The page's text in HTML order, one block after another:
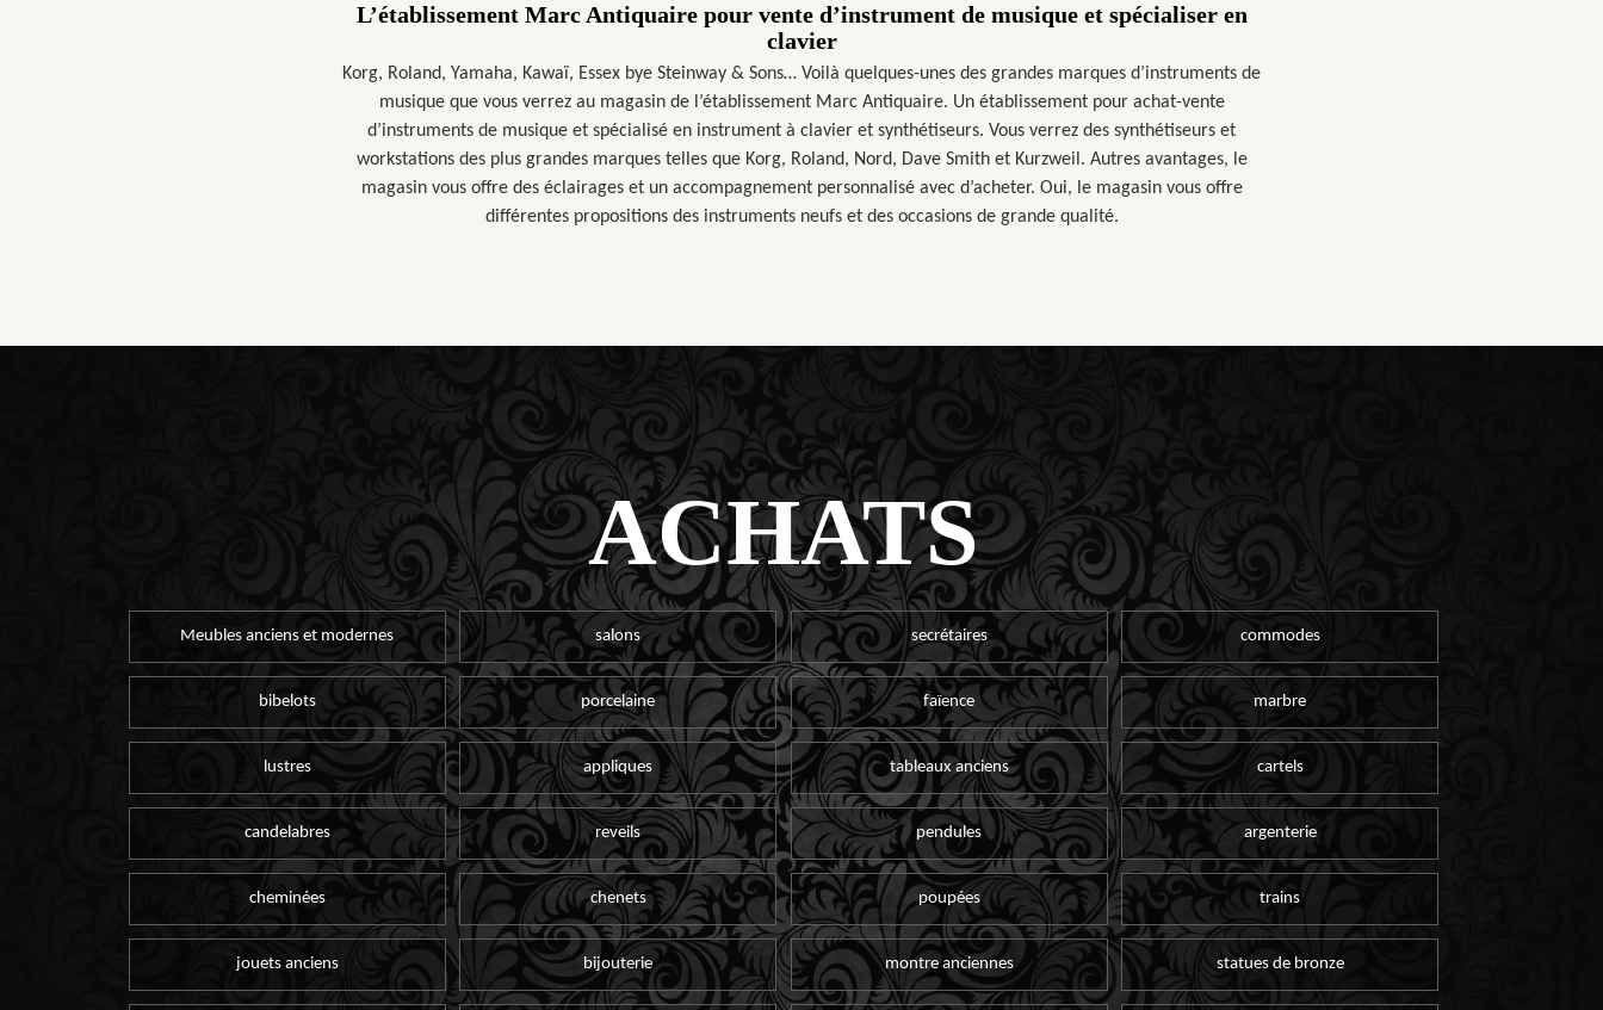
L’établissement Marc Antiquaire pour vente d’instrument de musique et spécialiser en
clavier
Korg, Roland, Yamaha, Kawaï, Essex bye Steinway & Sons… Voilà quelques-unes des grandes marques d’instruments de
musique que vous verrez au magasin de l’établissement Marc Antiquaire. Un établissement pour achat-vente
d’instruments de musique et spécialisé en instrument à clavier et synthétiseurs. Vous verrez des synthétiseurs et
workstations des plus grandes marques telles que Korg, Roland, Nord, Dave Smith et Kurzweil. Autres avantages, le
magasin vous offre des éclairages et un accompagnement personnalisé avec d’acheter. Oui, le magasin vous offre
différentes propositions des instruments neufs et des occasions de grande qualité.
ACHATS
Meubles anciens et modernes salons secrétaires commodes
bibelots porcelaine faïence marbre
lustres appliques tableaux anciens cartels
candelabres reveils pendules argenterie
cheminées chenets poupées trains
jouets anciens bijouterie montre anciennes statues de bronze